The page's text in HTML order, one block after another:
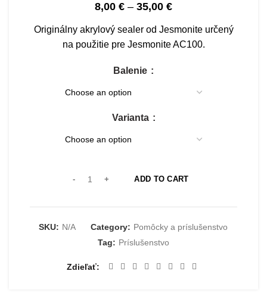
8,00 € – 35,00 €
Originálny akrylový sealer od Jesmonite určený
na použitie pre Jesmonite AC100.
Balenie
Varianta
ADD TO CART
SKU: N/A Category: Pomôcky a príslušenstvo
Tag: Príslušenstvo
Zdieľať